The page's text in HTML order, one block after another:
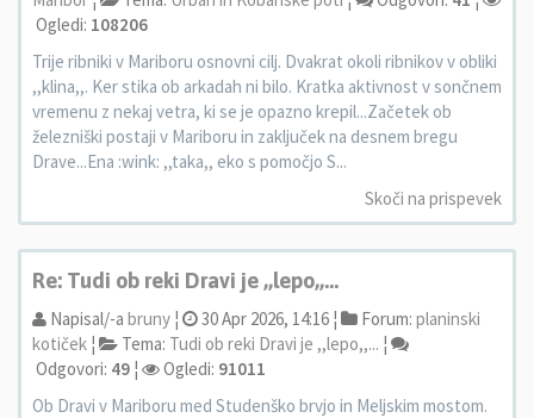
Ogledi: 108206
Trije ribniki v Mariboru osnovni cilj. Dvakrat okoli ribnikov v obliki
,,klina,,. Ker stika ob arkadah ni bilo. Kratka aktivnost v sončnem
vremenu z nekaj vetra, ki se je opazno krepil...Začetek ob
železniški postaji v Mariboru in zaključek na desnem bregu
Drave...Ena :wink: ,,taka,, eko s pomočjo S...
Skoči na prispevek
Re: Tudi ob reki Dravi je ,,lepo,,...
Napisal/-a bruny ¦ 30 Apr 2026, 14:16 ¦ Forum: planinski
kotiček ¦ Tema: Tudi ob reki Dravi je ,,lepo,,... ¦
Odgovori: 49 ¦ Ogledi: 91011
Ob Dravi v Mariboru med Studenško brvjo in Meljskim mostom.